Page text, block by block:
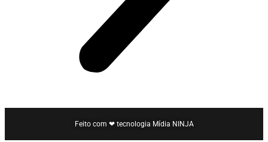
Feito com ❤ tecnologia Mídia NINJA